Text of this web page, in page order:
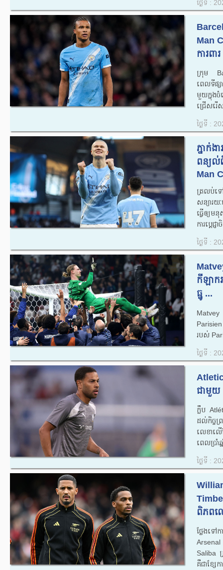
ថ្ងៃទី :
Man
ការពា
ក្រុម
ពេលទីផ្
មួយក្នុង
ជ្រើសរើ
ថ្ងៃទី :
ភ្នាក់
ពន្យល់
Man
ត្រលប់ទៅ
សន្យារយ
ធ្វើឲ្យម
ការប្តេជ្ញ
ថ្ងៃទី :
កីឡាក
ធ្នូ ...
របស់
ថ្ងៃទី :
ជាមួយ
ក្លឹប
ដល់កិច្ច
លេខាលើ
ពេលប្រាំឆ្
ថ្ងៃទី :
ពិភព
ថ្លែងទៅ
Saliba
គឺជាខ្សែ